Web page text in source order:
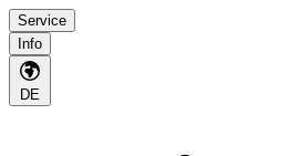
Service
Info
DE